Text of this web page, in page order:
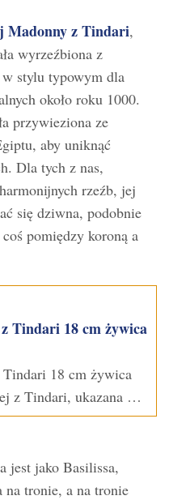
Madonny z Tindari,
wyrzeźbiona z
stylu typowym dla
około roku 1000.
przywieziona ze
aby uniknąć
Dla tych z nas,
rzeźb, jej
się dziwna, podobnie
pomiędzy koroną a
Tindari 18 cm żywica
18 cm żywica
z Tindari, ukazana …
jest jako Basilissa,
na tronie, a na tronie